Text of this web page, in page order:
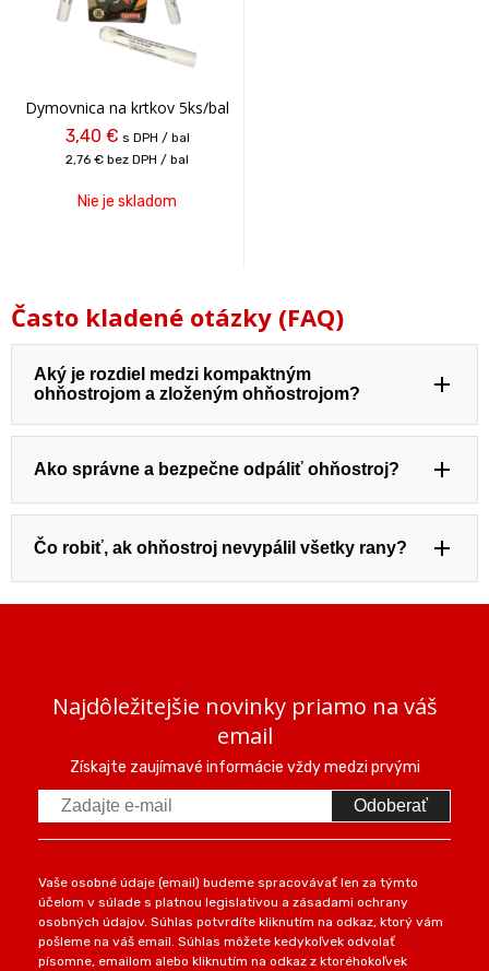
Dymovnica na krtkov 5ks/bal
3,40 € s DPH / bal
2,76 € bez DPH / bal
Nie je skladom
Často kladené otázky (FAQ)
Aký je rozdiel medzi kompaktným
ohňostrojom a zloženým ohňostrojom?
Ako správne a bezpečne odpáliť ohňostroj?
Čo robiť, ak ohňostroj nevypálil všetky rany?
Najdôležitejšie novinky priamo na váš
email
Získajte zaujímavé informácie vždy medzi prvými
Odoberať
Vaše osobné údaje (email) budeme spracovávať len za týmto
účelom v súlade s platnou legislatívou a zásadami ochrany
osobných údajov. Súhlas potvrdíte kliknutím na odkaz, ktorý vám
pošleme na váš email. Súhlas môžete kedykoľvek odvolať
písomne, emailom alebo kliknutím na odkaz z ktoréhokoľvek